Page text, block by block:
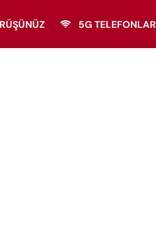
5G TELEFONLAR